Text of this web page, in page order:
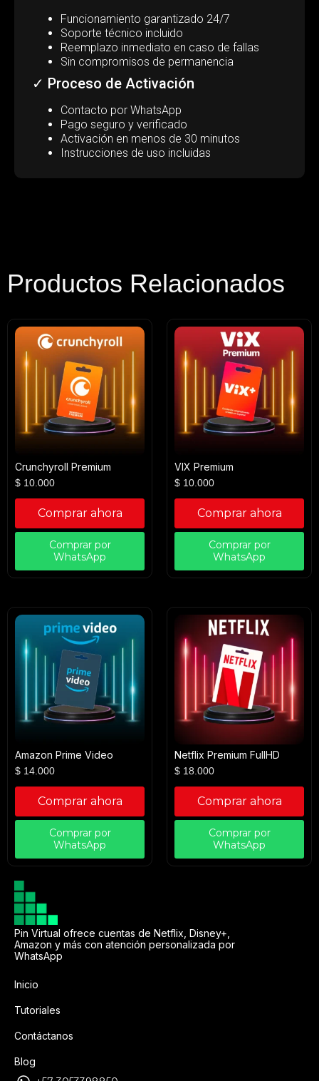
Funcionamiento garantizado 24/7
Soporte técnico incluido
Reemplazo inmediato en caso de fallas
Sin compromisos de permanencia
✓ Proceso de Activación
Contacto por WhatsApp
Pago seguro y verificado
Activación en menos de 30 minutos
Instrucciones de uso incluidas
Productos Relacionados
Crunchyroll Premium
$ 10.000
Comprar ahora
Comprar por
WhatsApp
VIX Premium
$ 10.000
Comprar ahora
Comprar por
WhatsApp
Amazon Prime Video
$ 14.000
Comprar ahora
Comprar por
WhatsApp
Netflix Premium FullHD
$ 18.000
Comprar ahora
Comprar por
WhatsApp
Pin Virtual ofrece cuentas de Netflix, Disney+,
Amazon y más con atención personalizada por
WhatsApp
Inicio
Tutoriales
Contáctanos
Blog